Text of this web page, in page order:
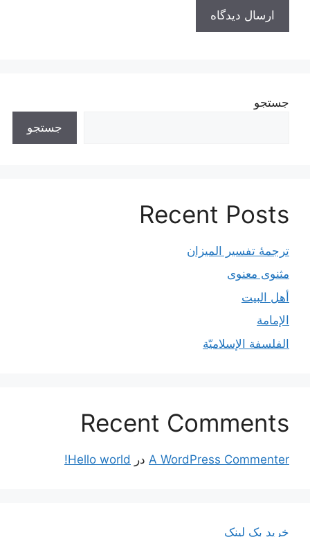
جستجو
جستجو
Recent Posts
ترجمۀ تفسیر المیزان
مثنوی معنوی
أهل البيت
الإمامة
الفلسفة الإسلاميّة
Recent Comments
A WordPress Commenter در Hello world!
خرید بک لینک